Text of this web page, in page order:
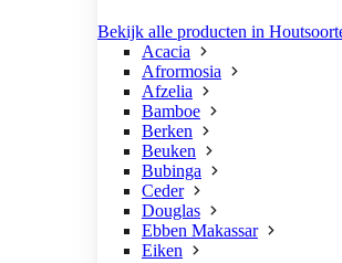
Bekijk alle producten in
Acacia
Afrormosia
Afzelia
Bamboe
Berken
Beuken
Bubinga
Ceder
Douglas
Ebben Makassar
Eiken